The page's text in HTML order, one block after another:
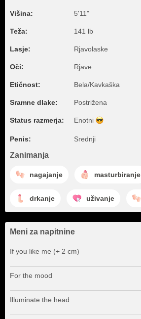
Višina: 5'11"
Teža: 141 lb
Lasje: Rjavolaske
Oči: Rjave
Etičnost: Bela/Kavkaška
Sramne dlake: Postrižena
Status razmerja: Enotni
Penis: Srednji
Zanimanja
nagajanje masturbiranje
drkanje uživanje
Meni za napitnine
If you like me (+ 2 cm)
For the mood
Illuminate the head